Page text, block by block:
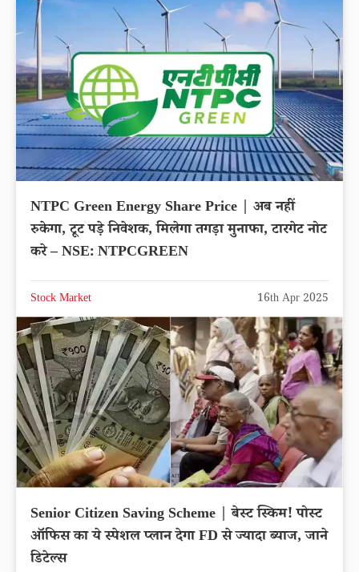
NTPC Green Energy Share Price | अब नहीं
रुकेगा, टूट पड़े निवेशक, मिलेगा तगड़ा मुनाफा, टारगेट नोट
करे – NSE: NTPCGREEN
Stock Market 16th Apr 2025
Senior Citizen Saving Scheme | बेस्ट स्किम! पोस्ट
ऑफिस का ये स्पेशल प्लान देगा FD से ज्यादा ब्याज, जाने
डिटेल्स